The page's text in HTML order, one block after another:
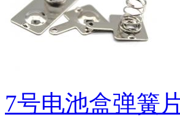
7号电池盒弹簧